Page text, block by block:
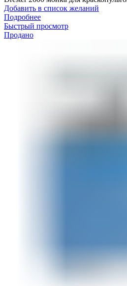
Добавить в список желаний
Подробнее
Быстрый просмотр
Продано